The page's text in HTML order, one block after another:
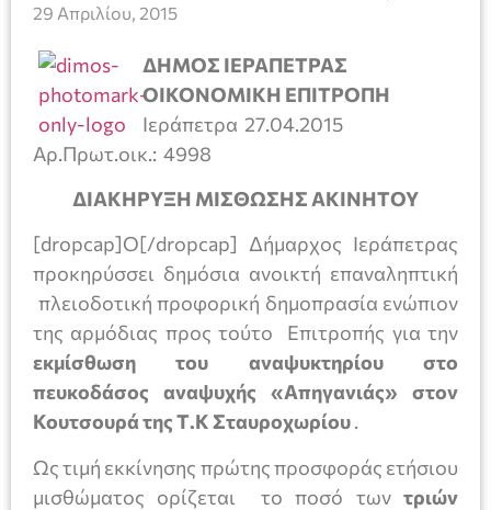
29 Απριλίου, 2015
ΔΗΜΟΣ ΙΕΡΑΠΕΤΡΑΣ
ΟΙΚΟΝΟΜΙΚΗ ΕΠΙΤΡΟΠΗ
Ιεράπετρα 27.04.2015
Αρ.Πρωτ.οικ.: 4998
ΔΙΑΚΗΡΥΞΗ ΜΙΣΘΩΣΗΣ ΑΚΙΝΗΤΟΥ
[dropcap]Ο[/dropcap] Δήμαρχος Ιεράπετρας
προκηρύσσει δημόσια ανοικτή επαναληπτική
πλειοδοτική προφορική δημοπρασία ενώπιον
της αρμόδιας προς τούτο Επιτροπής για την
εκμίσθωση του αναψυκτηρίου στο
πευκοδάσος αναψυχής «Απηγανιάς» στον
Κουτσουρά της Τ.Κ Σταυροχωρίου.
Ως τιμή εκκίνησης πρώτης προσφοράς ετήσιου
μισθώματος ορίζεται το ποσό των τριών